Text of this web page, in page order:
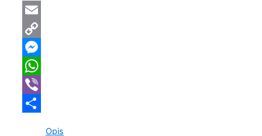
Email
Copy
Link
Messenger
WhatsApp
Viber
Opis